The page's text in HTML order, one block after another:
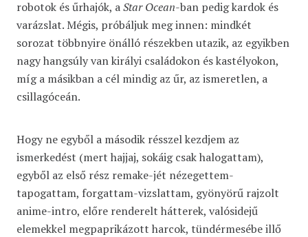
robotok és űrhajók, aStar Ocean-ban pedig kardok és
varázslat. Mégis, próbáljuk meg innen: mindkét
sorozat többnyire önálló részekben utazik, az egyikben
nagy hangsúly van királyi családokon és kastélyokon,
míg a másikban a cél mindig az űr, az ismeretlen, a
csillagóceán.
Hogy ne egyből a második résszel kezdjem az
ismerkedést (mert hajjaj, sokáig csak halogattam),
egyből az első rész remake-jét nézegettem-
tapogattam, forgattam-vizslattam, gyönyörű rajzolt
anime-intro, előre renderelt hátterek, valósidejű
elemekkel megpaprikázott harcok, tündérmesébe illő